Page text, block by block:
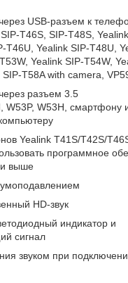
USB-разъем к
T46S, SIP-T48S,
T46U, Yealink SIP-T48U,
Yealink SIP-T54W,
T58A with camera,
разъем 3.5
W53P, W53H, смартфону
Yealink T41S/T42S/
программное
выше
HD-звук
индикатор и
сигнал
звуком при